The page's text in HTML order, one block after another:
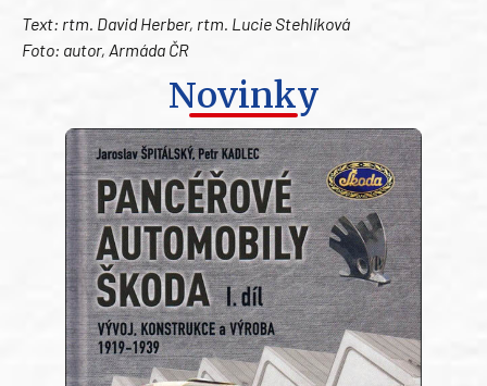
Text: rtm. David Herber, rtm. Lucie Stehlíková
Foto: autor, Armáda ČR
Novinky